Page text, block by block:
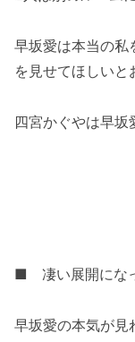
早坂愛は本当の私
を見せてほしいと
四宮かぐやは早坂
■ 凄い展開にな
早坂愛の本気が見